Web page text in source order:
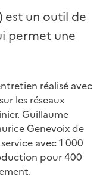
est un outil de
permet une
réalisé avec
les réseaux
Guillaume
Genevoix de
avec 1 000
pour 400